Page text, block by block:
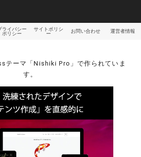
ライバシー
ポリシー
サイトポリシ
ー
お問い合わせ 運営者情報
テーマ「Nishiki Pro」で作られていま
す。